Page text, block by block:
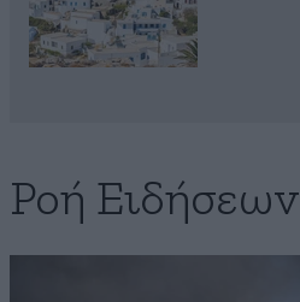
Ροή Ειδήσεων